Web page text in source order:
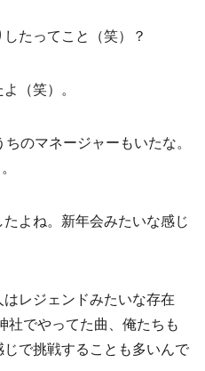
たってこと（笑）？
（笑）。
のマネージャーもいたな。
よね。新年会みたいな感じ
レジェンドみたいな存在
社でやってた曲、俺たちも
で挑戦することも多いんで